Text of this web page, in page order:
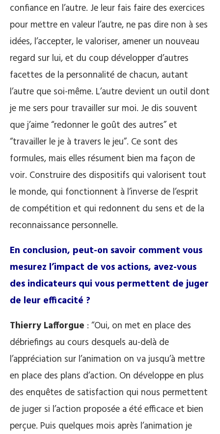
confiance en l’autre. Je leur fais faire des exercices
pour mettre en valeur l’autre, ne pas dire non à ses
idées, l’accepter, le valoriser, amener un nouveau
regard sur lui, et du coup développer d’autres
facettes de la personnalité de chacun, autant
l’autre que soi-même. L’autre devient un outil dont
je me sers pour travailler sur moi. Je dis souvent
que j’aime “redonner le goût des autres” et
“travailler le je à travers le jeu”. Ce sont des
formules, mais elles résument bien ma façon de
voir. Construire des dispositifs qui valorisent tout
le monde, qui fonctionnent à l’inverse de l’esprit
de compétition et qui redonnent du sens et de la
reconnaissance personnelle.
En conclusion, peut-on savoir comment vous
mesurez l’impact de vos actions, avez-vous
des indicateurs qui vous permettent de juger
de leur efficacité ?
Thierry Lafforgue : “Oui, on met en place des
débriefings au cours desquels au-delà de
l’appréciation sur l’animation on va jusqu’à mettre
en place des plans d’action. On développe en plus
des enquêtes de satisfaction qui nous permettent
de juger si l’action proposée a été efficace et bien
perçue. Puis quelques mois après l’animation je